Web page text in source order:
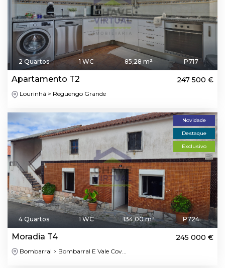
2 Quartos 1 WC 85,28 m² P717
Apartamento T2 247 500 €
Lourinhã > Reguengo Grande
Novidade
Destaque
Exclusivo
4 Quartos 1 WC 134,00 m² P724
Moradia T4 245 000 €
Bombarral > Bombarral E Vale Cov...